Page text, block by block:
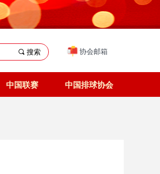
끠 搜索 协会邮箱
中国联赛 中国排球协会